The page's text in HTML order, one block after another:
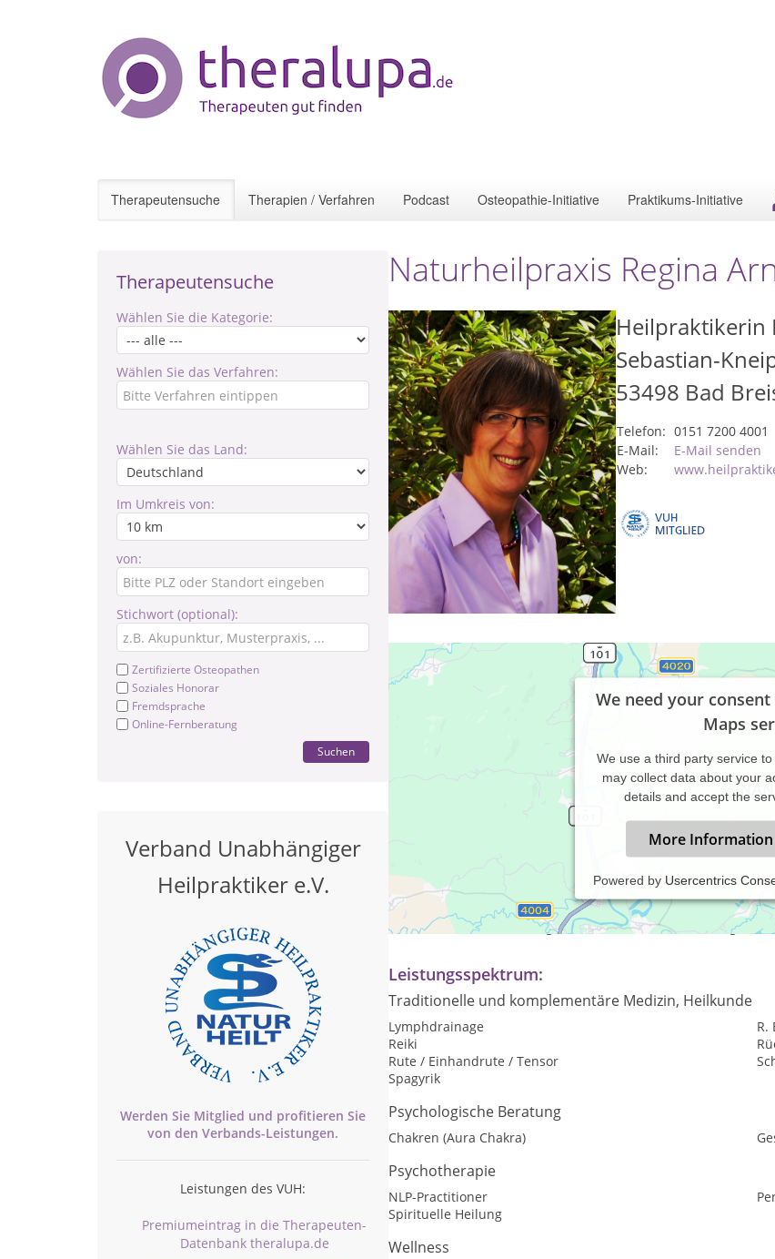
Therapeutensuche Therapien / Verfahren Podcast Osteopathie-Initiative Praktikums-Initiative
Therapeutensuche
Wählen Sie die Kategorie:
Wählen Sie das Verfahren:
Wählen Sie das Land:
Im Umkreis von:
von:
Stichwort (optional):
Zertifizierte Osteopathen
Soziales Honorar
Fremdsprache
Online-Fernberatung
Suchen
Verband Unabhängiger
Heilpraktiker e.V.
Werden Sie Mitglied und profitieren Sie
von den Verbands-Leistungen.
Leistungen des VUH:
Premiumeintrag in die Therapeuten-
Datenbank theralupa.de
Naturheilpraxis Regina
Heilpraktikerin
Sebastian-
53498 Bad
Telefon: 0151 7200 4001
E-Mail:
E-Mail senden
Web:
We need your
Maps
We use a third party service
may collect data about your
details and accept the
More Information
Powered by Usercentrics
Praxiszeiten:
Termine nur nach vorheriger telefonischer Vereinbarung.
Leistungsspektrum:
Traditionelle und komplementäre Medizin, Heilkunde
Lymphdrainage
R.
Reiki
Rute / Einhandrute / Tensor
Spagyrik
Psychologische Beratung
Chakren (Aura Chakra)
Psychotherapie
NLP-Practitioner
Spirituelle Heilung
Wellness